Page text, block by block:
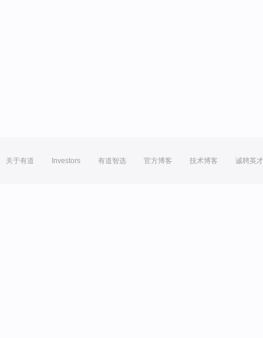
关于有道 Investors 有道智选 官方博客 技术博客 诚聘英才